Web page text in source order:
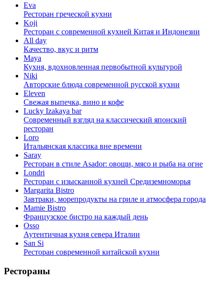
Eva
Ресторан греческой кухни
Koji
Ресторан с cовременной кухней Китая и Индонезии
All day
Качество, вкус и ритм
Maya
Кухня, вдохновленная первобытной культурой
Niki
Авторские блюда современной русской кухни
Eleven
Свежая выпечка, вино и кофе
Lucky Izakaya bar
Современный взгляд на классический японский
ресторан
Loro
Итальянская классика вне времени
Saray
Ресторан в стиле Asador: овощи, мясо и рыба на огне
Londri
Ресторан с изысканной кухней Средиземноморья
Margarita Bistro
Завтраки, морепродукты на гриле и атмосфера города
Mamie Bistro
Французское бистро на каждый день
Osso
Аутентичная кухня севера Италии
San Si
Ресторан современной китайской кухни
Рестораны